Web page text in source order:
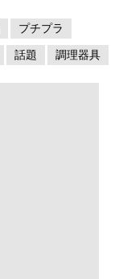
プチプラ
話題 調理器具